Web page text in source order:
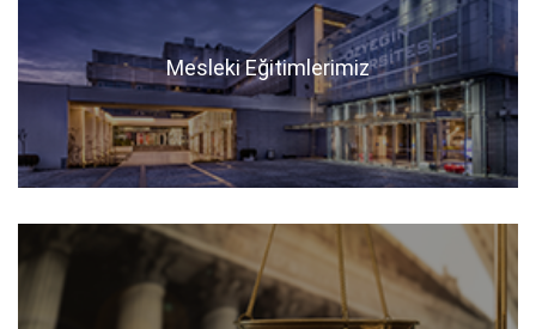
Mesleki Eğitimlerimiz